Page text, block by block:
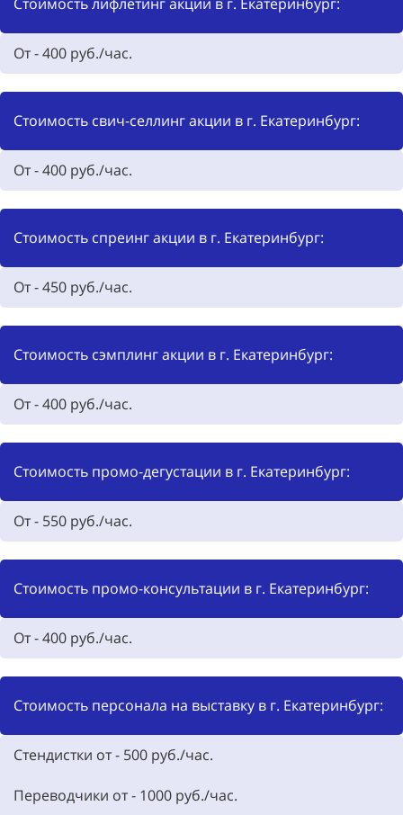
От - 400 руб./час.
Стоимость свич-селлинг акции в г. Екатеринбург:
От - 400 руб./час.
Стоимость спреинг акции в г. Екатеринбург:
От - 450 руб./час.
Стоимость сэмплинг акции в г. Екатеринбург:
От - 400 руб./час.
Стоимость промо-дегустации в г. Екатеринбург:
От - 550 руб./час.
Стоимость промо-консультации в г. Екатеринбург:
От - 400 руб./час.
Стоимость персонала на выставку в г. Екатеринбург:
Стендистки от - 500 руб./час.
Переводчики от - 1000 руб./час.